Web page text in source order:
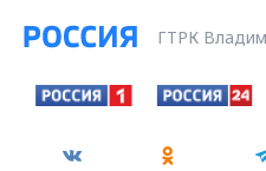
ГТРК